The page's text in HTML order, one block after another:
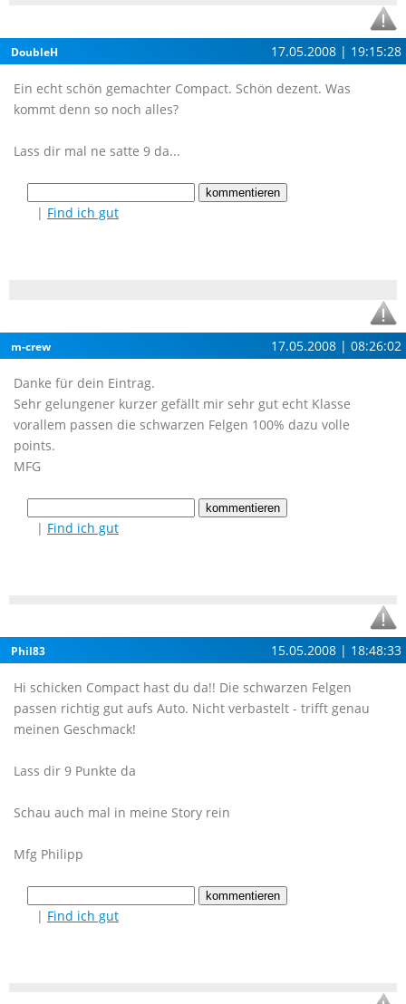
DoubleH 17.05.2008 | 19:15:28
Ein echt schön gemachter Compact. Schön dezent. Was
kommt denn so noch alles?
Lass dir mal ne satte 9 da...
| Find ich gut
m-crew 17.05.2008 | 08:26:02
Danke für dein Eintrag.
Sehr gelungener kurzer gefällt mir sehr gut echt Klasse
vorallem passen die schwarzen Felgen 100% dazu volle
points.
MFG
| Find ich gut
Phil83 15.05.2008 | 18:48:33
Hi schicken Compact hast du da!! Die schwarzen Felgen
passen richtig gut aufs Auto. Nicht verbastelt - trifft genau
meinen Geschmack!
Lass dir 9 Punkte da
Schau auch mal in meine Story rein
Mfg Philipp
| Find ich gut